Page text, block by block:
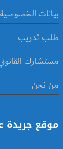
بيانات الخصوصية
طلب تدريب
مستشارك
من نحن
موقع جريدة